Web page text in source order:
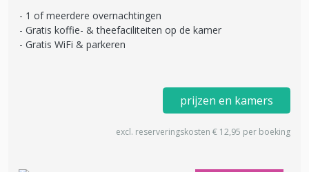
1 of meerdere overnachtingen
Gratis koffie- & theefaciliteiten op de kamer
Gratis WiFi & parkeren
prijzen en kamers
excl. reserveringskosten € 12,95 per boeking